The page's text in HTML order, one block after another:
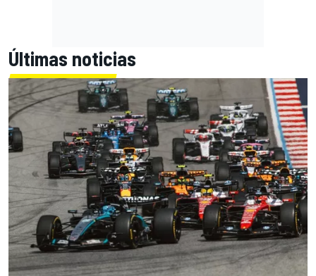
Últimas noticias